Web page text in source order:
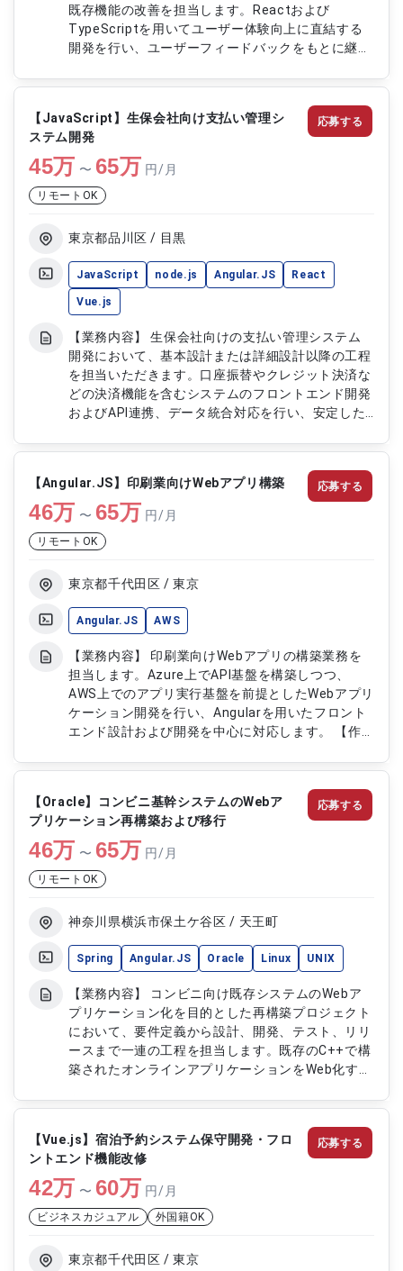
既存機能の改善を担当します。Reactおよび
TypeScriptを用いてユーザー体験向上に直結する
開発を行い、ユーザーフィードバックをもとに継続
おける課題解決にも携わります。 【作業内容】 ・
ReactおよびTypeScriptを用いた新規機能開発 ・
既存機能の改善および改修対応 ・ユーザーフィー
ドバックを反映したUI/UX改善 ・大規模サービスに
おける性能および品質課題の解決 ・テストおよび
リリース対応
【JavaScript】生保会社向け支払い管理シ
ステム開発
45万 〜 65万 円/月
リモートOK
東京都品川区 / 目黒
JavaScript node.js Angular.JS React
Vue.js
【業務内容】 生保会社向けの支払い管理システム
開発において、基本設計または詳細設計以降の工程
を担当いただきます。口座振替やクレジット決済な
どの決済機能を含むシステムのフロントエンド開発
およびAPI連携、データ統合対応を行い、安定した
容】 ・支払い管理システムの基本設計および詳細
設計対応 ・React.jsを用いたフロントエンド開発
・RestfulAPIを利用した外部連携対応 ・データ統
合および設定変更対応 ・チーム内での技術サポー
トおよび開発支援
応募する
【Angular.JS】印刷業向けWebアプリ構築
46万 〜 65万 円/月
リモートOK
東京都千代田区 / 東京
Angular.JS AWS
【業務内容】 印刷業向けWebアプリの構築業務を
担当します。Azure上でAPI基盤を構築しつつ、
AWS上でのアプリ実行基盤を前提としたWebアプリ
ケーション開発を行い、Angularを用いたフロント
エンド設計および開発を中心に対応します。 【作
よび開発 ・WebアプリケーションのUI構築および機
能実装 ・Azure上でのAPI基盤との連携開発 ・AWS
環境上でのアプリ実行基盤を考慮した開発対応 ・
設計から開発工程までの一連の対応
応募する
【Oracle】コンビニ基幹システムのWebア
プリケーション再構築および移行
46万 〜 65万 円/月
リモートOK
神奈川県横浜市保土ケ谷区 / 天王町
Spring Angular.JS Oracle Linux UNIX
【業務内容】 コンビニ向け既存システムのWebア
プリケーション化を目的とした再構築プロジェクト
において、要件定義から設計、開発、テスト、リリ
ースまで一連の工程を担当します。既存のC++で構
築されたオンラインアプリケーションをWeb化する
対応を行い、新技術を取り入れたシステム刷新を推
Webアプリ化に向けた要件定義および設計 ・プラ
ットフォームおよびデータベース移行対応
（Oracle、Linux） ・Webアプリケーションの開発
および単体テスト ・Spring、Angular、
TypeScript、GoogleCloudSpanner、Pythonを用
対応 ・リリース作業および本番環境移行対応
応募する
【Vue.js】宿泊予約システム保守開発・フロ
ントエンド機能改修
42万 〜 60万 円/月
ビジネスカジュアル 外国籍OK
東京都千代田区 / 東京
応募する